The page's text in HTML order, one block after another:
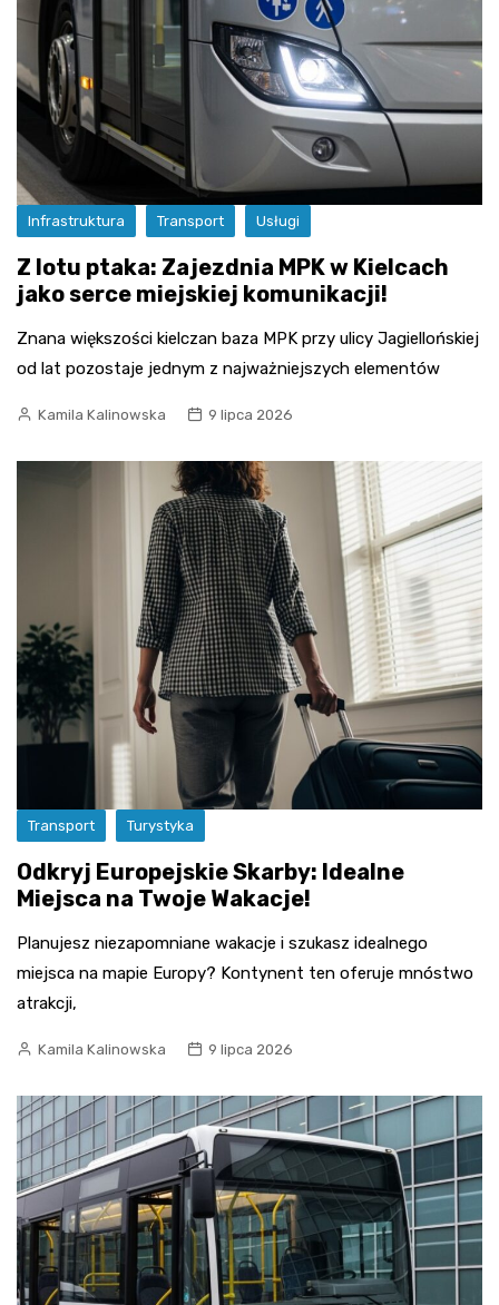
Infrastruktura Transport Usługi
Z lotu ptaka: Zajezdnia MPK w Kielcach
jako serce miejskiej komunikacji!
Znana większości kielczan baza MPK przy ulicy Jagiellońskiej
od lat pozostaje jednym z najważniejszych elementów
Kamila Kalinowska 9 lipca 2026
Transport Turystyka
Odkryj Europejskie Skarby: Idealne
Miejsca na Twoje Wakacje!
Planujesz niezapomniane wakacje i szukasz idealnego
miejsca na mapie Europy? Kontynent ten oferuje mnóstwo
atrakcji,
Kamila Kalinowska 9 lipca 2026